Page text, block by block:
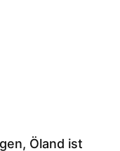
Öland ist